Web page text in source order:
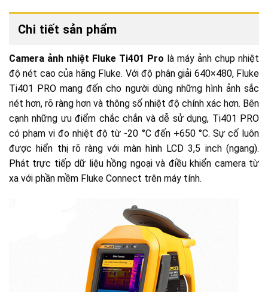
Chi tiết sản phẩm
Camera ảnh nhiệt Fluke Ti401 Pro là máy ảnh chụp nhiệt
độ nét cao của hãng Fluke. Với độ phân giải 640×480, Fluke
Ti401 PRO mang đến cho người dùng những hình ảnh sắc
nét hơn, rõ ràng hơn và thông số nhiệt độ chính xác hơn. Bên
cạnh những ưu điểm chắc chắn và dễ sử dụng, Ti401 PRO
có phạm vi đo nhiệt độ từ -20 °C đến +650 °C. Sự cố luôn
được hiển thị rõ ràng với màn hình LCD 3,5 inch (ngang).
Phát trực tiếp dữ liệu hồng ngoại và điều khiển camera từ
xa với phần mềm Fluke Connect trên máy tính.